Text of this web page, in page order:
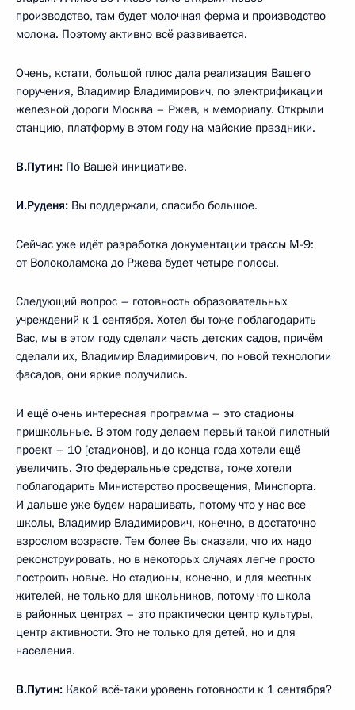
производство, там будет молочная ферма и производство
молока. Поэтому активно всё развивается.
Очень, кстати, большой плюс дала реализация Вашего
поручения, Владимир Владимирович, по электрификации
железной дороги Москва – Ржев, к мемориалу. Открыли
станцию, платформу в этом году на майские праздники.
В.Путин: По Вашей инициативе.
И.Руденя: Вы поддержали, спасибо большое.
Сейчас уже идёт разработка документации трассы М-9:
от Волоколамска до Ржева будет четыре полосы.
Следующий вопрос – готовность образовательных
учреждений к 1 сентября. Хотел бы тоже поблагодарить
Вас, мы в этом году сделали часть детских садов, причём
сделали их, Владимир Владимирович, по новой технологии
фасадов, они яркие получились.
И ещё очень интересная программа – это стадионы
пришкольные. В этом году делаем первый такой пилотный
проект – 10 [стадионов], и до конца года хотели ещё
увеличить. Это федеральные средства, тоже хотели
поблагодарить Министерство просвещения, Минспорта.
И дальше уже будем наращивать, потому что у нас все
школы, Владимир Владимирович, конечно, в достаточно
взрослом возрасте. Тем более Вы сказали, что их надо
реконструировать, но в некоторых случаях легче просто
построить новые. Но стадионы, конечно, и для местных
жителей, не только для школьников, потому что школа
в районных центрах – это практически центр культуры,
центр активности. Это не только для детей, но и для
населения.
В.Путин: Какой всё-таки уровень готовности к 1 сентября?